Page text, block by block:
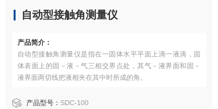
自动型接触角测量仪
产品简介：
自动型接触角测量仪是指在一固体水平平面上滴一液滴，固
体表面上的固－液－气三相交界点处，其气－液界面和固－
液界面两切线把液相夹在其中时所成的角。
产品型号： SDC-100